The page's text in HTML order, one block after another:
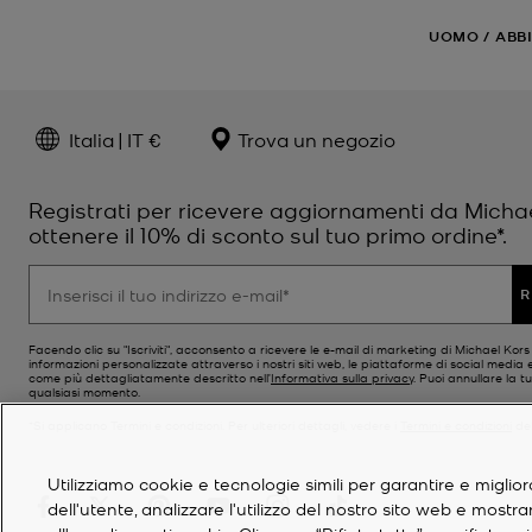
UOMO /
Italia | IT € Trova un negozio
Registrati per ricevere aggiornamenti da
ottenere il 10% di sconto sul tuo primo ordine*.
Facendo clic su "Iscriviti", acconsento a ricevere le e-mail di marketing di Michael
informazioni personalizzate attraverso i nostri siti web, le piattaforme di social media
come più dettagliatamente descritto nell’Informativa sulla privacy. Puoi annullare la
qualsiasi momento.
Utilizziamo cookie e tecnologie simili per garantire e
dell'utente, analizzare l'utilizzo del nostro sito web e